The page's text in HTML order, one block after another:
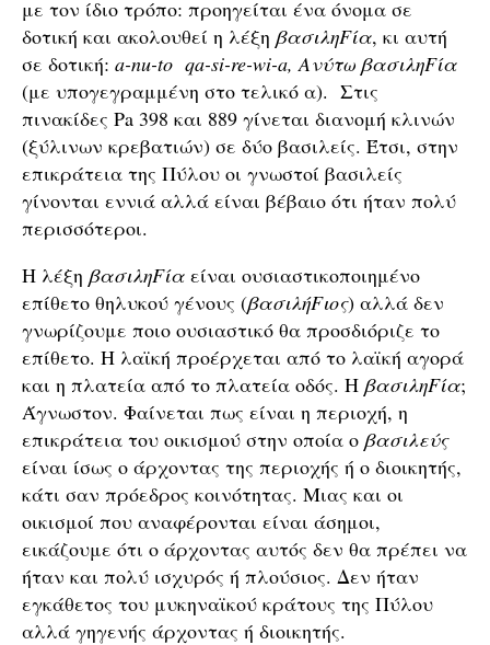
με τον ίδιο τρόπο: προηγείται ένα όνομα σε
δοτική και ακολουθεί η λέξη βασιληFία, κι αυτή
σε δοτική: a-nu-to qa-si-re-wi-a, Ανύτω βασιληFία
(με υπογεγραμμένη στο τελικό α). Στις
πινακίδες Pa 398 και 889 γίνεται διανομή κλινών
(ξύλινων κρεβατιών) σε δύο βασιλείς. Έτσι, στην
επικράτεια της Πύλου οι γνωστοί βασιλείς
γίνονται εννιά αλλά είναι βέβαιο ότι ήταν πολύ
περισσότεροι.
Η λέξη βασιληFία είναι ουσιαστικοποιημένο
επίθετο θηλυκού γένους (βασιλήFιος) αλλά δεν
γνωρίζουμε ποιο ουσιαστικό θα προσδιόριζε το
επίθετο. Η λαϊκή προέρχεται από το λαϊκή αγορά
και η πλατεία από το πλατεία οδός. Η βασιληFία;
Άγνωστον. Φαίνεται πως είναι η περιοχή, η
επικράτεια του οικισμού στην οποία ο βασιλεύς
είναι ίσως ο άρχοντας της περιοχής ή ο διοικητής,
κάτι σαν πρόεδρος κοινότητας. Μιας και οι
οικισμοί που αναφέρονται είναι άσημοι,
εικάζουμε ότι ο άρχοντας αυτός δεν θα πρέπει να
ήταν και πολύ ισχυρός ή πλούσιος. Δεν ήταν
εγκάθετος του μυκηναϊκού κράτους της Πύλου
αλλά γηγενής άρχοντας ή διοικητής.